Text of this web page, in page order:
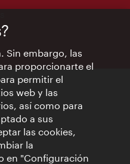
Sin embargo, las
proporcionarte el
permitir el
web y las
así como para
a sus
las cookies,
la
en "Configuración